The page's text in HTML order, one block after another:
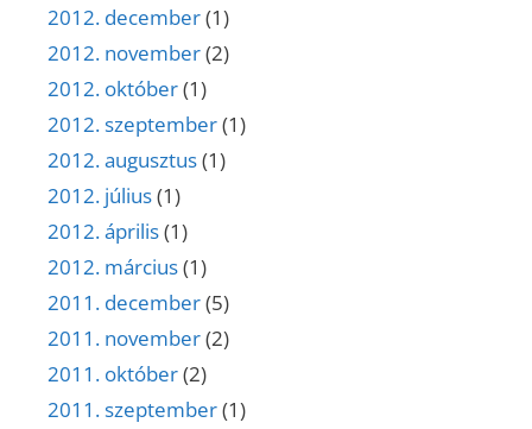
2012. december(1)
2012. november(2)
2012. október(1)
2012. szeptember(1)
2012. augusztus(1)
2012. július(1)
2012. április(1)
2012. március(1)
2011. december(5)
2011. november(2)
2011. október(2)
2011. szeptember(1)